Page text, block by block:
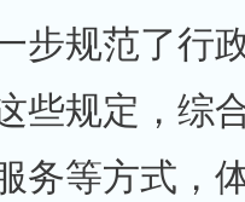
步规范了行
些规定，综
务等方式，